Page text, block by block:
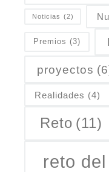
Noticias (2)
Premios (3)
proyectos
Realidades (4)
Reto (11)
reto